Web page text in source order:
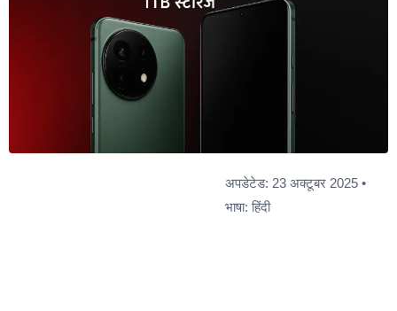
अपडेटेड: 23 अक्टूबर 2025 •
भाषा: हिंदी